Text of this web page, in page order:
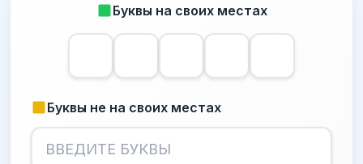
Буквы на своих местах
Буквы не на своих местах